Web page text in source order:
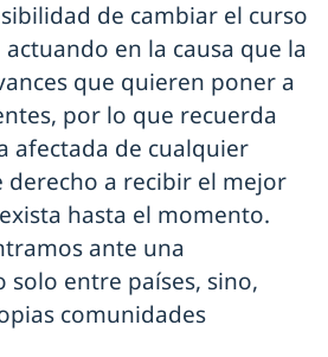
de cambiar el curso
en la causa que la
que quieren poner a
por lo que recuerda
afectada de cualquier
a recibir el mejor
hasta el momento.
ante una
solo entre países, sino,
comunidades